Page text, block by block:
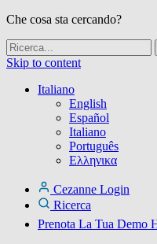
Che cosa sta cercando?
Skip to content
Italiano
English
Español
Italiano
Português
Ελληνικα
Cezanne Login
Ricerca
Prenota La Tua Demo